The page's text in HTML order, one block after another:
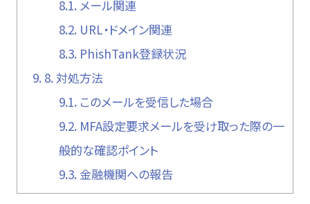
8.1. メール関連
8.2. URL・ドメイン関連
8.3. PhishTank登録状況
9. 8. 対処方法
9.1. このメールを受信した場合
9.2. MFA設定要求メールを受け取った際の一
般的な確認ポイント
9.3. 金融機関への報告